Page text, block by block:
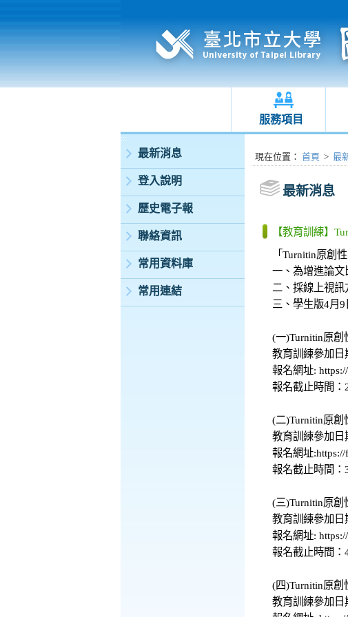
服務項目
:::
最新消息
登入說明
歷史電子報
聯絡資訊
常用資料庫
常用連結
:::現在位置 ： 首頁 > 最
最新消息
【教育訓練】
「Turnitin原創
一、為增進論文
二、採線上視訊
三、學生版4月
(一)Turnitin原創
教育訓練參加日
報名網址:
報名截止時間：
(二)Turnitin原創
教育訓練參加日
報名網址:https://
報名截止時間：
(三)Turnitin原創
教育訓練參加日
報名網址:
報名截止時間：
(四)Turnitin原創
教育訓練參加日